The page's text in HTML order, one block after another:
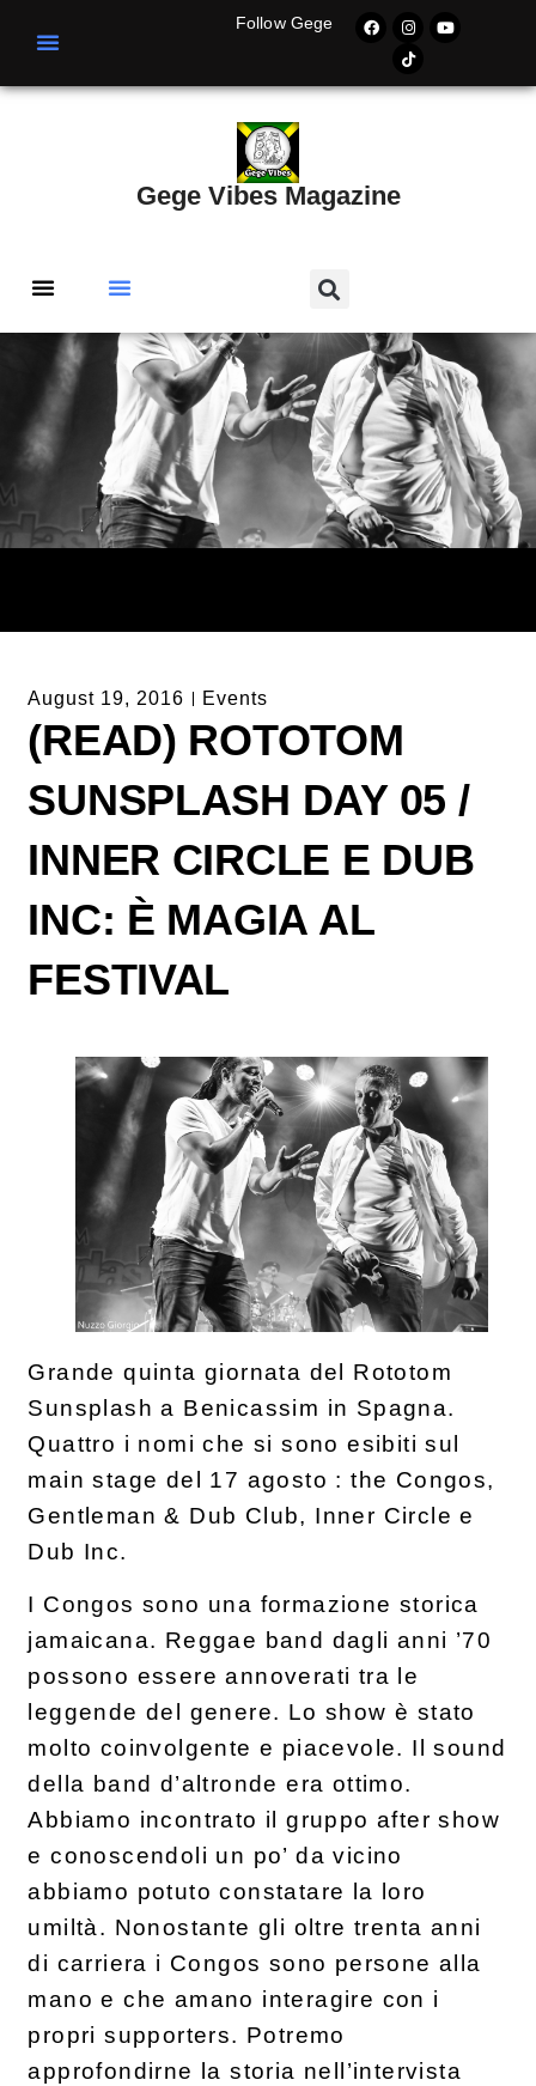
Follow Gege
Gege Vibes Magazine
August 19, 2016 Events
(READ) ROTOTOM
SUNSPLASH DAY 05 /
INNER CIRCLE E DUB
INC: È MAGIA AL
FESTIVAL
Grande quinta giornata del Rototom
Sunsplash a Benicassim in Spagna.
Quattro i nomi che si sono esibiti sul
main stage del 17 agosto : the Congos,
Gentleman & Dub Club, Inner Circle e
Dub Inc.
I Congos sono una formazione storica
jamaicana. Reggae band dagli anni ’70
possono essere annoverati tra le
leggende del genere. Lo show è stato
molto coinvolgente e piacevole. Il sound
della band d’altronde era ottimo.
Abbiamo incontrato il gruppo after show
e conoscendoli un po’ da vicino
abbiamo potuto constatare la loro
umiltà. Nonostante gli oltre trenta anni
di carriera i Congos sono persone alla
mano e che amano interagire con i
propri supporters. Potremo
approfondirne la storia nell’intervista